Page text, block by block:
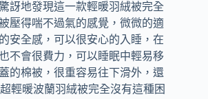
訝地發現這一款輕暖羽絨被完全
壓得喘不過氣的感覺，微微的適
安全感，可以很安心的入睡，在
不會很費力，可以睡眠中輕易移
的棉被，很重容易往下滑外，還
輕暖波蘭羽絨被完全沒有這種困